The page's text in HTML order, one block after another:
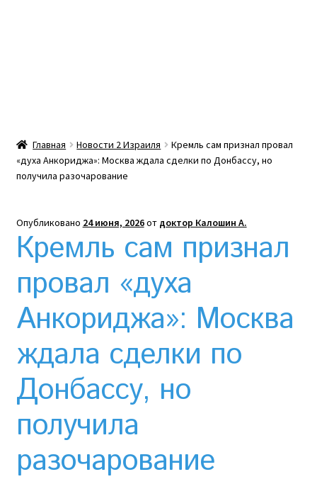
Компания
Корзина
Мой аккаунт
Необычный союз NAnews и Nikk.Agency
Отзывы про Клексан
Оформление заказа
Политика конфиденциальности
Почему интернет-аптеки онлайн плохо приживаются
Главная Новости 2 Израиля
Кремль сам признал провал
«духа Анкориджа»: Москва ждала сделки по Донбассу, но
получила разочарование
Опубликовано 24 июня, 2026от доктор Калошин А.
Кремль сам признал
провал «духа
Анкориджа»: Москва
ждала сделки по
Донбассу, но
получила
разочарование